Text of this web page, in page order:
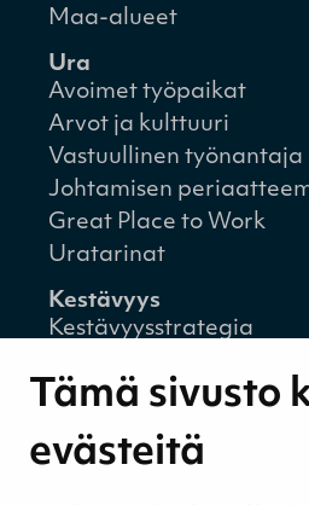
Tämä sivusto
evästeitä
Maa-alueet
Ura
Avoimet työpaikat
Arvot ja kulttuuri
Vastuullinen työnantaja
Johtamisen
Great Place to Work
Uratarinat
Kestävyys
Kestävyysstrategia
Ympäristövastuu
hyvinvointi